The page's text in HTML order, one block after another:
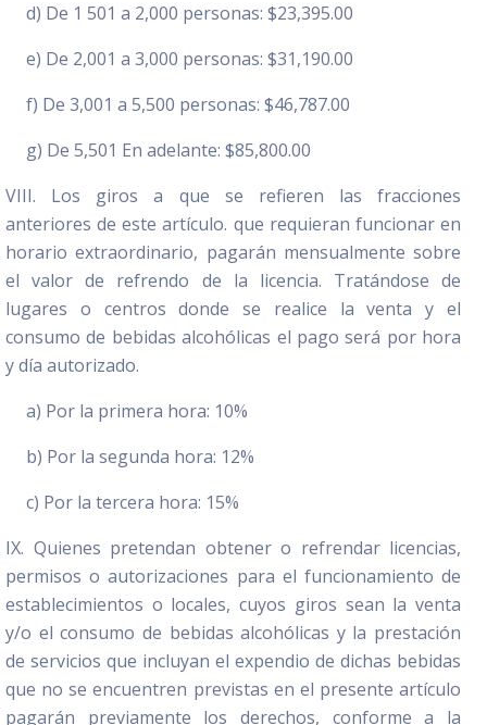
d) De 1 501 a 2,000 personas: $23,395.00
e) De 2,001 a 3,000 personas: $31,190.00
f) De 3,001 a 5,500 personas: $46,787.00
g) De 5,501 En adelante: $85,800.00
VIII. Los giros a que se refieren las fracciones
anteriores de este artículo. que requieran funcionar en
horario extraordinario, pagarán mensualmente sobre
el valor de refrendo de la licencia. Tratándose de
lugares o centros donde se realice la venta y el
consumo de bebidas alcohólicas el pago será por hora
y día autorizado.
a) Por la primera hora: 10%
b) Por la segunda hora: 12%
c) Por la tercera hora: 15%
IX. Quienes pretendan obtener o refrendar licencias,
permisos o autorizaciones para el funcionamiento de
establecimientos o locales, cuyos giros sean la venta
y/o el consumo de bebidas alcohólicas y la prestación
de servicios que incluyan el expendio de dichas bebidas
que no se encuentren previstas en el presente artículo
pagarán previamente los derechos, conforme a la